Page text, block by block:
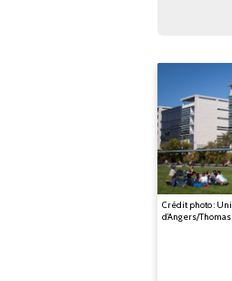
Crédit photo :
d’Angers/